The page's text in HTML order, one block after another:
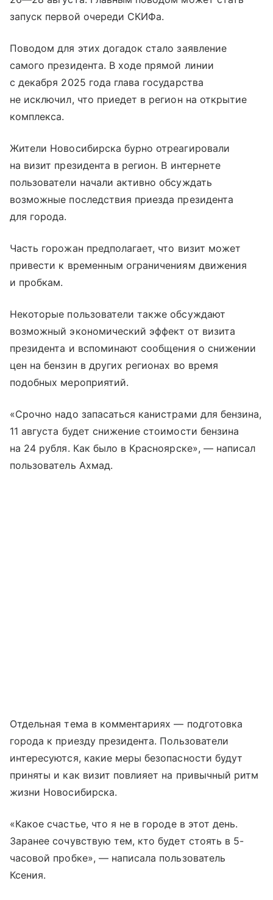
запуск первой очереди СКИФа.
Поводом для этих догадок стало заявление
самого президента. В ходе прямой линии
с декабря 2025 года глава государства
не исключил, что приедет в регион на открытие
комплекса.
Жители Новосибирска бурно отреагировали
на визит президента в регион. В интернете
пользователи начали активно обсуждать
возможные последствия приезда президента
для города.
Часть горожан предполагает, что визит может
привести к временным ограничениям движения
и пробкам.
Некоторые пользователи также обсуждают
возможный экономический эффект от визита
президента и вспоминают сообщения о снижении
цен на бензин в других регионах во время
подобных мероприятий.
«Срочно надо запасаться канистрами для бензина,
11 августа будет снижение стоимости бензина
на 24 рубля. Как было в Красноярске», — написал
пользователь Ахмад.
Отдельная тема в комментариях — подготовка
города к приезду президента. Пользователи
интересуются, какие меры безопасности будут
приняты и как визит повлияет на привычный ритм
жизни Новосибирска.
«Какое счастье, что я не в городе в этот день.
Заранее сочувствую тем, кто будет стоять в 5-
часовой пробке», — написала пользователь
Ксения.